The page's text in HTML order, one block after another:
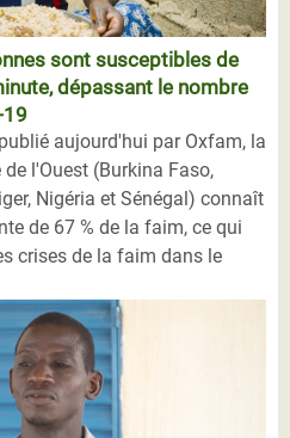
sont susceptibles de
dépassant le nombre
19
aujourd'hui par Oxfam, la
l'Ouest (Burkina Faso,
Nigéria et Sénégal) connaît
de 67 % de la faim, ce qui
crises de la faim dans le